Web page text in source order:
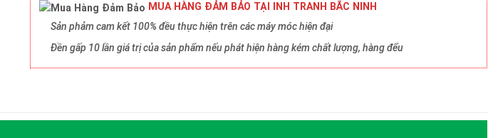
MUA HÀNG ĐẢM BẢO TẠI INH TRANH BẮC NINH
Sản phảm cam kết 100% đều thực hiện trên các máy móc hiện đại
Đền gấp 10 lần giá trị của sản phẩm nếu phát hiện hàng kém chất lượng, hàng đểu